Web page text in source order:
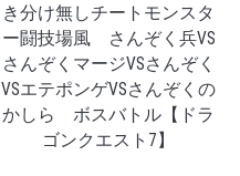
き分け無しチートモンスタ
ー闘技場風 さんぞく兵VS
さんぞくマージVSさんぞく
VSエテポンゲVSさんぞくの
かしら ボスバトル【ドラ
ゴンクエスト7】